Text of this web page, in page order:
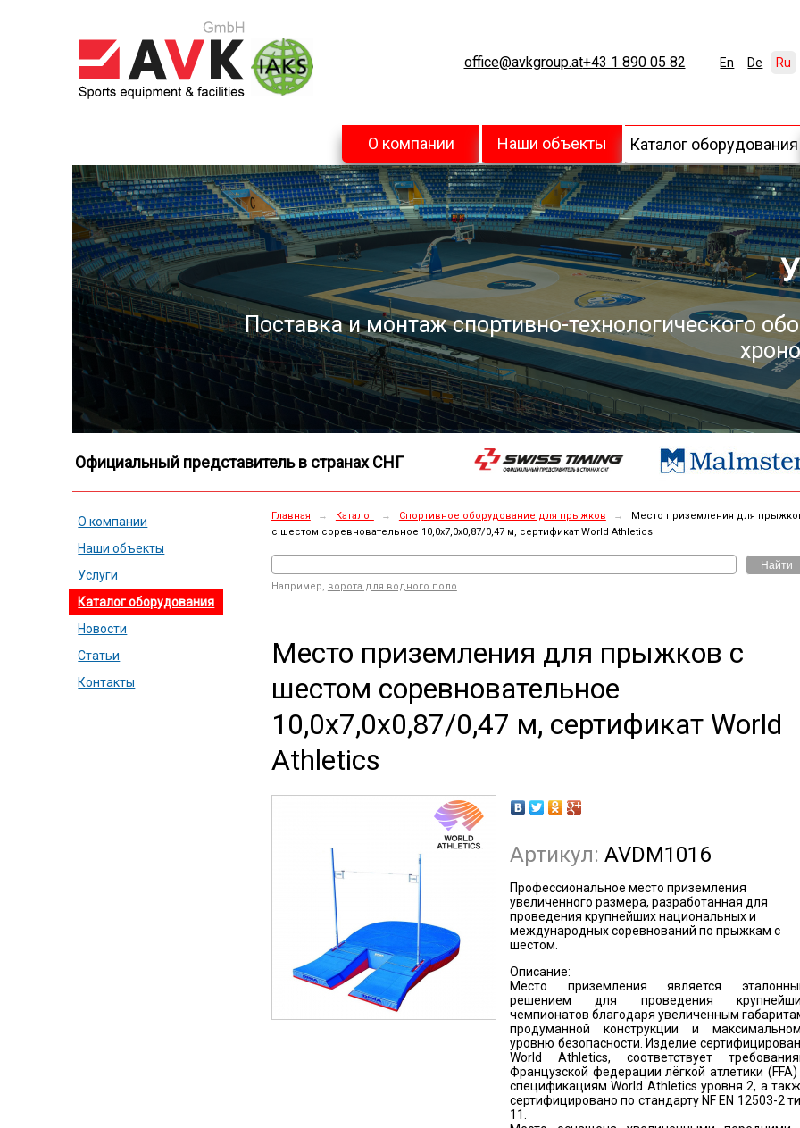
office@avkgroup.at+43 1 890 05 82 En De Ru
О компании Наши объекты Каталог оборудования
Поставка и монтаж спортивно-технологического
Официальный представитель в странах СНГ
О компании
Наши объекты
Услуги
Каталог оборудования
Новости
Статьи
Контакты
Главная → Каталог → Спортивное оборудование для прыжков →
Место приземления для
с шестом соревновательное 10,0х7,0х0,87/0,47 м, сертификат World Athletics
Найти
Например, ворота для водного поло
Место приземления для прыжков с
шестом соревновательное
10,0х7,0х0,87/0,47 м, сертификат World
Athletics
Артикул: AVDM1016
Профессиональное место приземления
увеличенного размера, разработанная для
проведения крупнейших национальных и
международных соревнований по прыжкам с
шестом.
Описание:
Место приземления является
решением для проведения
чемпионатов благодаря увеличенным
продуманной конструкции и
уровню безопасности. Изделие
World Athletics, соответствует
Французской федерации лёгкой атлетики (FFA)
спецификациям World Athletics уровня 2, а
сертифицировано по стандарту NF EN 12503-2
11.